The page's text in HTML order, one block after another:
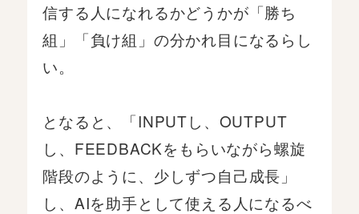
信する人になれるかどうかが「勝ち
組」「負け組」の分かれ目になるらし
い。
となると、「INPUTし、OUTPUT
し、FEEDBACKをもらいながら螺旋
階段のように、少しずつ自己成長」
し、AIを助手として使える人になるべ